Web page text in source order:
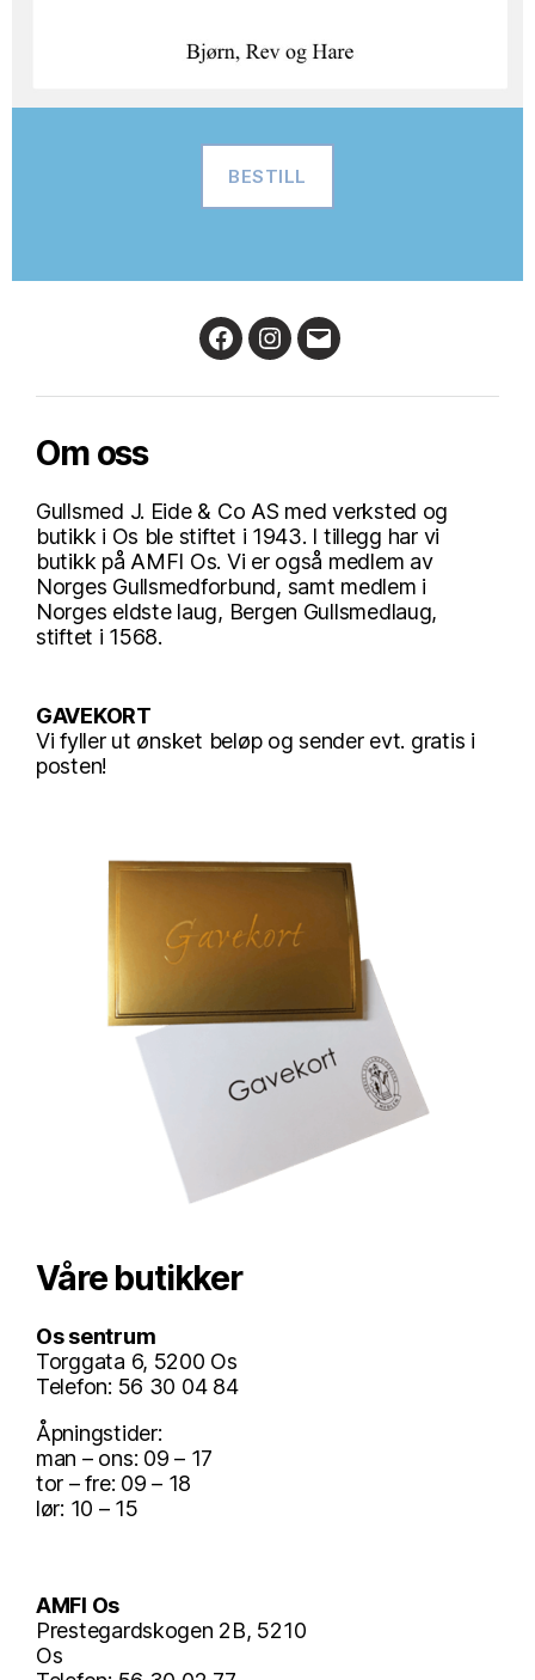
BESTILL
Facebook
Instagram
Email
Om oss
Gullsmed J. Eide & Co AS med verksted og
butikk i Os ble stiftet i 1943. I tillegg har vi
butikk på AMFI Os. Vi er også medlem av
Norges Gullsmedforbund, samt medlem i
Norges eldste laug, Bergen Gullsmedlaug,
stiftet i 1568.
GAVEKORT
Vi fyller ut ønsket beløp og sender evt. gratis i
posten!
Våre butikker
Os sentrum
Torggata 6, 5200 Os
Telefon: 56 30 04 84
Åpningstider:
man – ons: 09 – 17
tor – fre: 09 – 18
lør: 10 – 15
AMFI Os
Prestegardskogen 2B, 5210
Os